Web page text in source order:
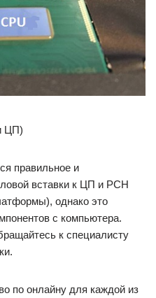
ЦП)
правильное и
вставки к ЦП и PCH
однако это
с компьютера.
к специалисту
по онлайну для каждой из